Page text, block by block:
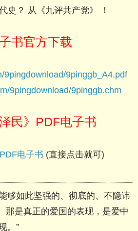
史？ 从《九评共产党》 ！
书官方下载
9pingdownload/9pinggb_A4.pdf
9pingdownload/9pinggb.chm
民》PDF电子书
电子书 (直接点击就可)
够如此坚强的、彻底的、不隐讳
那是真正的爱国的表现，是爱中
。”